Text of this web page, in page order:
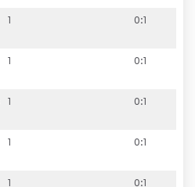
1 0:1
1 0:1
1 0:1
1 0:1
1 0:1